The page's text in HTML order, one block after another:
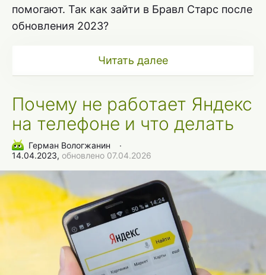
помогают. Так как зайти в Бравл Старс после
обновления 2023?
Читать далее
Почему не работает Яндекс
на телефоне и что делать
Герман Вологжанин
∙
14.04.2023, обновлено 07.04.2026